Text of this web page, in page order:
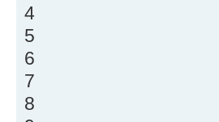
4
5
6
7
8